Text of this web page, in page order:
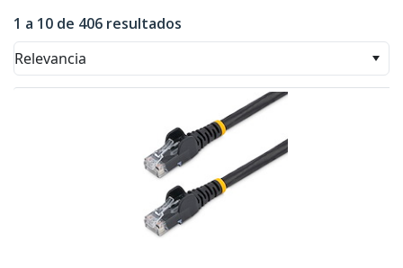
1 a 10 de 406 resultados
Relevancia